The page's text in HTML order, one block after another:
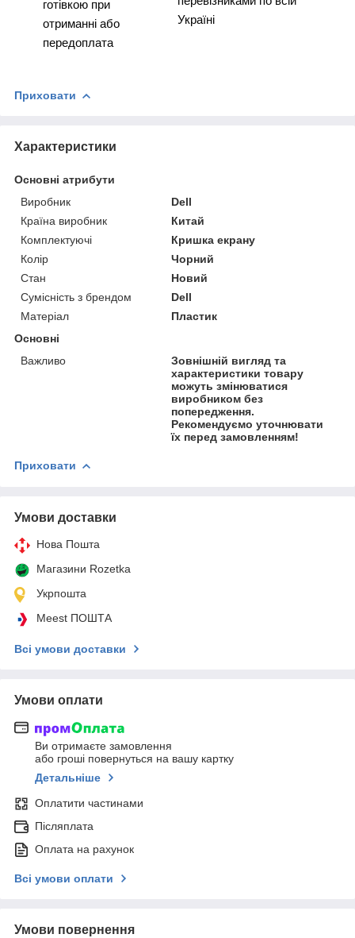
готівкою при
отриманні або
передоплата
Україні
Приховати
Характеристики
Основні атрибути
Виробник
Dell
Країна виробник
Китай
Комплектуючі
Кришка екрану
Колір
Чорний
Стан
Новий
Сумісність з брендом
Dell
Матеріал
Пластик
Основні
Важливо
Зовнішній вигляд та
характеристики товару
можуть змінюватися
виробником без
попередження.
Рекомендуємо уточнювати
їх перед замовленням!
Приховати
Умови доставки
Нова Пошта
Магазини Rozetka
Укрпошта
Meest ПОШТА
Всі умови доставки
Умови оплати
Ви отримаєте замовлення
або гроші повернуться на вашу картку
Детальніше
Оплатити частинами
Післяплата
Оплата на рахунок
Всі умови оплати
Умови повернення